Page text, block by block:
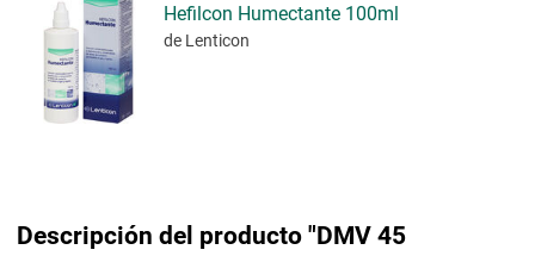
Hefilcon Humectante 100ml
de Lenticon
Descripción del producto "DMV 45